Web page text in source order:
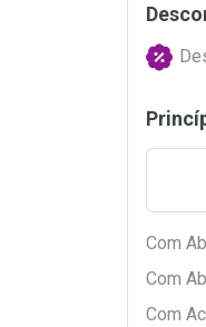
Com
Com
Com